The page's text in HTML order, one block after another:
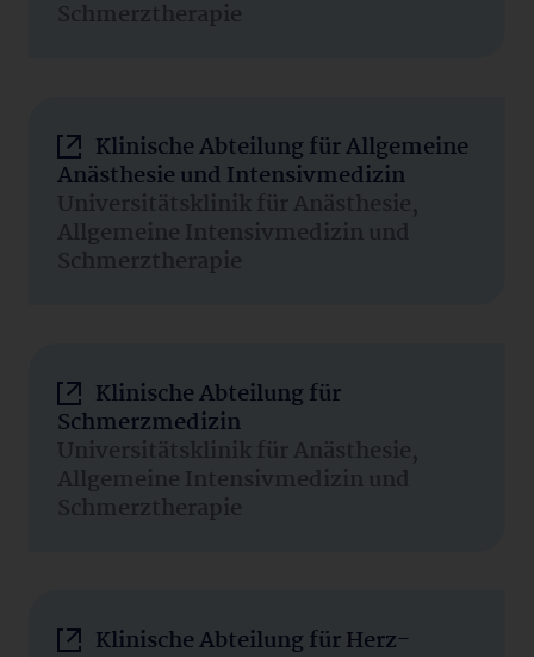
Schmerztherapie
Klinische Abteilung für Allgemeine
Anästhesie und Intensivmedizin
Universitätsklinik für Anästhesie,
Allgemeine Intensivmedizin und
Schmerztherapie
Klinische Abteilung für
Schmerzmedizin
Universitätsklinik für Anästhesie,
Allgemeine Intensivmedizin und
Schmerztherapie
Klinische Abteilung für Herz-